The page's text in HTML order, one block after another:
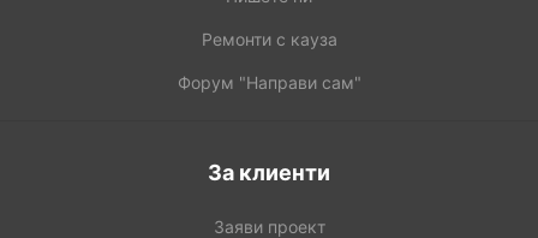
Ремонти с кауза
Форум "Направи сам"
За клиенти
Заяви проект